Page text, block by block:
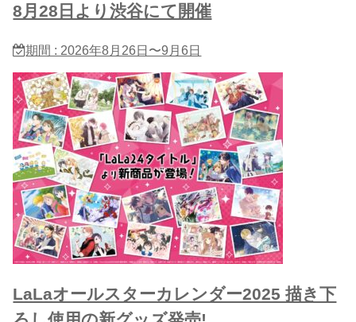
8月28日より渋谷にて開催
期間 : 2026年8月26日〜9月6日
LaLaオールスターカレンダー2025 描き下